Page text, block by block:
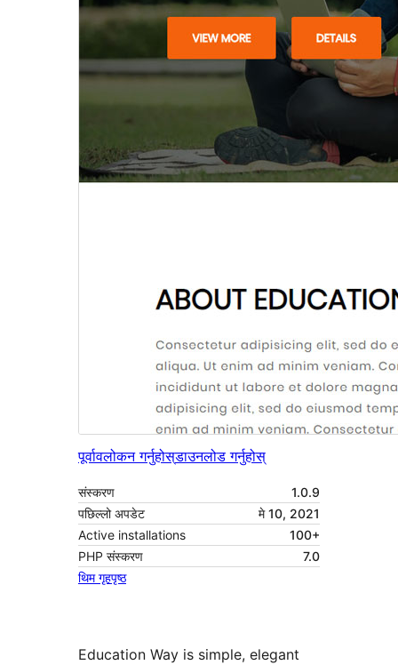
पूर्वावलोकन गर्नुहोस्डाउनलोड गर्नुहोस्
संस्करण
1.0.9
पछिल्लो अपडेट
मे 10, 2021
Active installations
100+
PHP संस्करण
7.0
थिम गृहपृष्ठ
Education Way is simple, elegant